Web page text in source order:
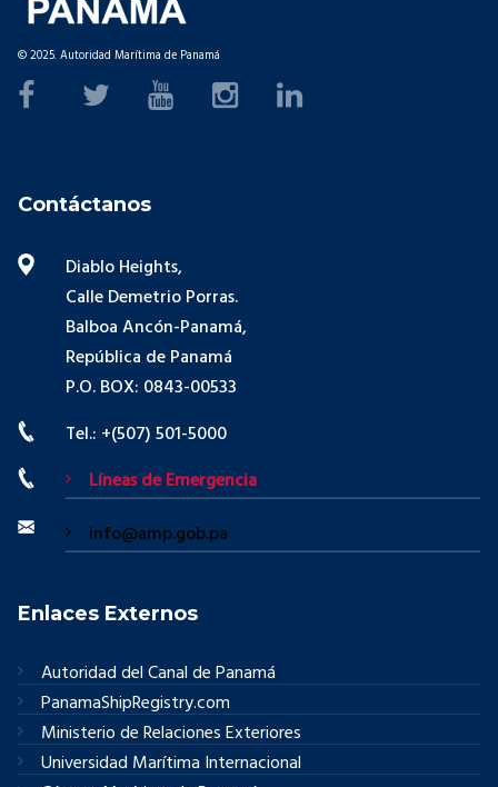
© 2025. Autoridad Marítima de Panamá
Contáctanos
Diablo Heights,
Calle Demetrio Porras.
Balboa Ancón-Panamá,
República de Panamá
P.O. BOX: 0843-00533
Tel.: +(507) 501-5000
Líneas de Emergencia
info@amp.gob.pa
Enlaces Externos
Autoridad del Canal de Panamá
PanamaShipRegistry.com
Ministerio de Relaciones Exteriores
Universidad Marítima Internacional